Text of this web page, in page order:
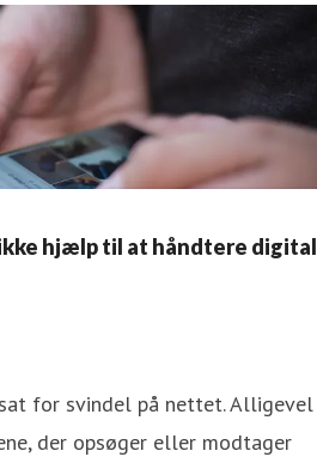
hjælp til at håndtere
for svindel på nettet. Alligevel
der opsøger eller modtager